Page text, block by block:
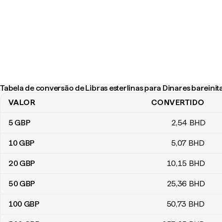
Tabela de conversão de Libras esterlinas para Dinares
Tabela de conversão de Libras esterlinas para Dinares bareinitas
VALOR CONVERTIDO
5 GBP 2,54 BHD
10 GBP 5,07 BHD
20 GBP 10,15 BHD
50 GBP 25,36 BHD
100 GBP 50,73 BHD